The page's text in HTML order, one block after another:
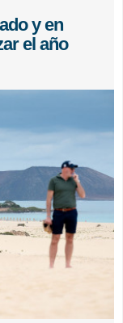
y en
el año